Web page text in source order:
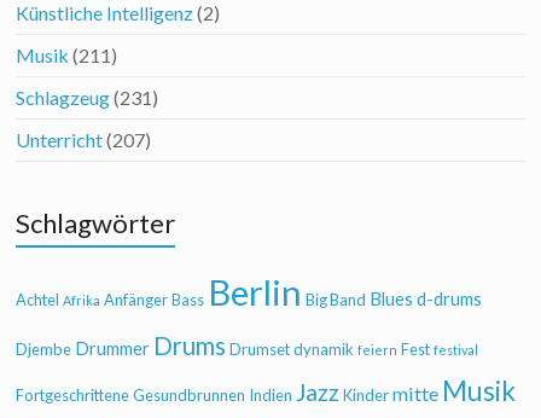
Künstliche Intelligenz(2)
Musik (211)
Schlagzeug(231)
Unterricht(207)
Schlagwörter
Achtel Afrika Anfänger Bass Berlin Big Band Blues d-drums
Djembe Drummer Drums Drumset dynamik feiern Fest festival
Fortgeschrittene Gesundbrunnen Indien Jazz Kinder mitte Musik